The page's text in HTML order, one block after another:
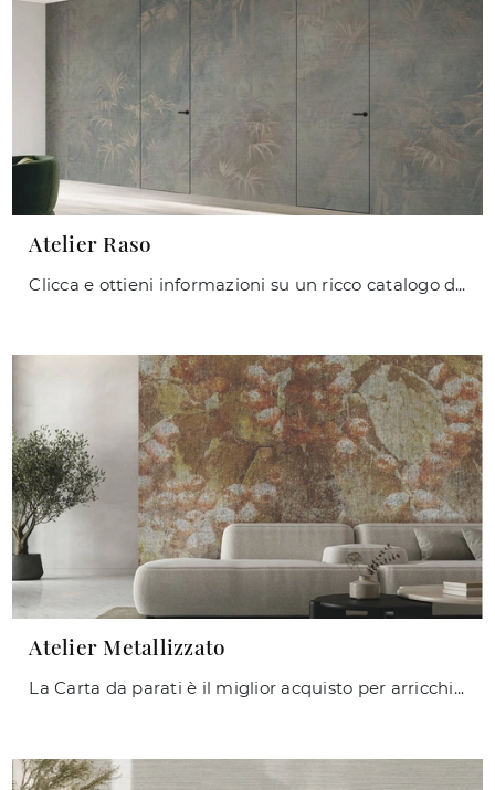
Atelier Raso
Clicca e ottieni informazioni su un ricco catalogo di Carta da parati in TNT classica: il modello Atelier Raso di Caos Creativo by Rossi&Co ti ...
Atelier Metallizzato
La Carta da parati è il miglior acquisto per arricchire i tuoi interni! Ultima un'ambientazione design con il modello Atelier Metallizzato di Caos ...